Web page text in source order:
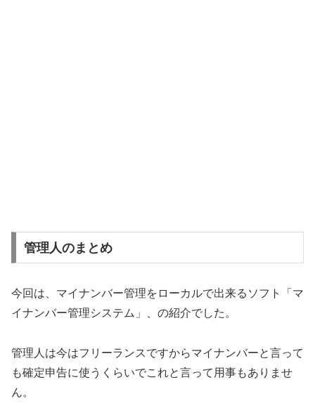
管理人のまとめ
今回は、マイナンバー管理をローカルで出来るソフト「マ
イナンバー管理システム」、の紹介でした。
管理人は今はフリーランスですからマイナンバーと言って
も確定申告に使うくらいでこれと言って用事もありませ
ん。